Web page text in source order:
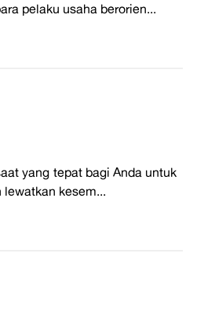
pelaku usaha berorien...
yang tepat bagi Anda untuk
kesem...